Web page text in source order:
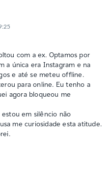
com a ex. Optamos por
a única era Instagram e na
e até se meteu offline.
para online. Eu tenho a
agora bloqueou me
em silêncio não
me curiosidade esta atitude.